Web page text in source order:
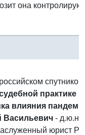
она
практике
влияния
Васильевич - д.ю.н.,
юрист